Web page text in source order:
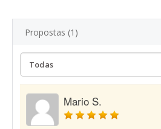
Propostas (1)
Mario S.